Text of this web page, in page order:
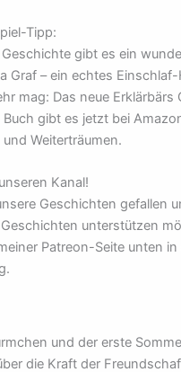
Tipp:
gibt es ein
Graf – ein echtes
mag: Das neue Erklärbärs
gibt es jetzt bei
Weiterträumen.
Kanal!
Geschichten gefallen
unterstützen
Patreon-Seite unten in
und der erste
die Kraft der